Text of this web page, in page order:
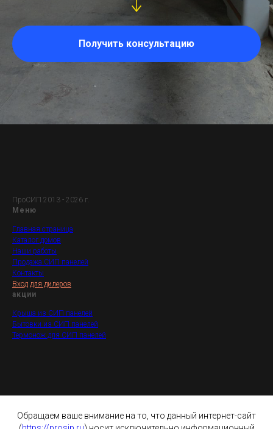
Получить консультацию
ПроСИП 2013 - 2026 г.
Меню
Главная страница
Каталог домов
Наши работы
Продажа СИП панелей
Контакты
Вход для дилеров
акции
Крыша из СИП панелей
Бытовки из СИП панелей
Термонож для СИП панелей
Обращаем ваше внимание на то, что данный интернет-сайт